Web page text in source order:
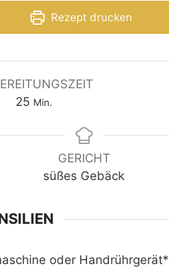
Rezept drucken
25 Min.
GERICHT
süßes Gebäck
oder Handrührgerät*